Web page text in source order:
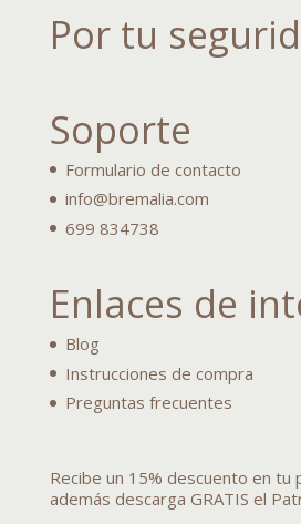
Por tu
Soporte
Formulario de contacto
info@bremalia.com
699 834738
Enlaces de
Blog
Instrucciones de compra
Preguntas frecuentes
Recibe un 15% descuento en tu
además descarga GRATIS el